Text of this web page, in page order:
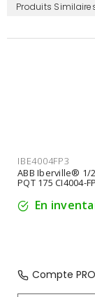
Produits
IBE4004FP3
ABB Iberville® 1/2
PQT 175 CI4004-
En
Compte